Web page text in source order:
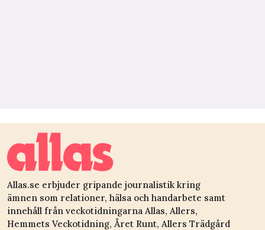
Allas.se erbjuder gripande journalistik kring
ämnen som relationer, hälsa och handarbete samt
innehåll från veckotidningarna Allas, Allers,
Hemmets Veckotidning, Året Runt, Allers Trädgård